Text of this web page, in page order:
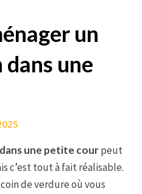
un
une
une petite courpeut
c’est tout à fait réalisable.
de verdure où vous